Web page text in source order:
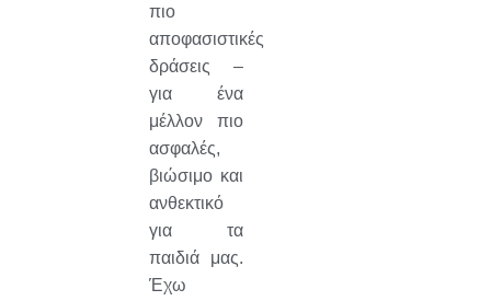
πιο
αποφασιστικές
δράσεις –
για ένα
μέλλον πιο
ασφαλές,
βιώσιμο και
ανθεκτικό
για τα
παιδιά μας.
Έχω